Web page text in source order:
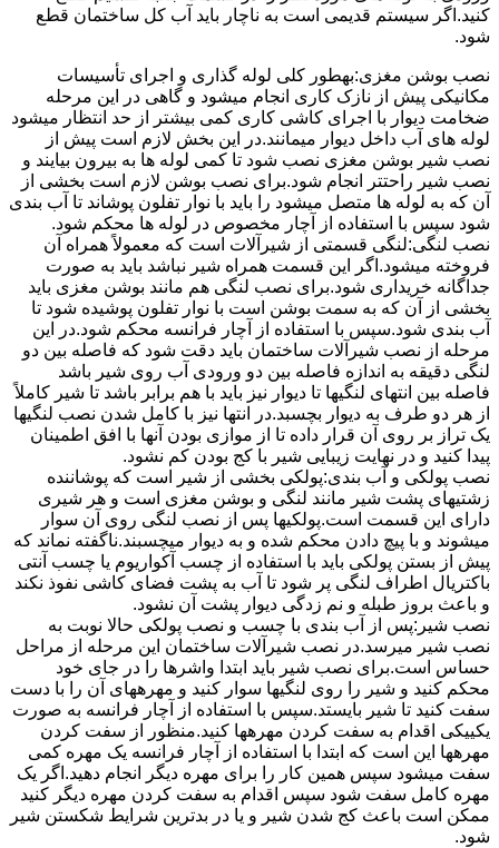
کنید.اگر سیستم قدیمی است به ناچار باید آب کل ساختمان قطع
شود.
نصب بوشن مغزی:بهطور کلی لوله گذاری و اجرای تأسیسات
مکانیکی پیش از نازک کاری انجام میشود و گاهی در این مرحله
ضخامت دیوار با اجرای کاشی کاری کمی بیشتر از حد انتظار میشود
لوله های آب داخل دیوار میمانند.در این بخش لازم است پیش از
نصب شیر بوشن مغزی نصب شود تا کمی لوله ها به بیرون بیایند و
نصب شیر راحتتر انجام شود.برای نصب بوشن لازم است بخشی از
آن که به لوله ها متصل میشود را باید با نوار تفلون پوشاند تا آب بندی
شود سپس با استفاده از آچار مخصوص در لوله ها محکم شود.
نصب لنگی:لنگی قسمتی از شیرآلات است که معمولاً همراه آن
فروخته میشود.اگر این قسمت همراه شیر نباشد باید به صورت
جداگانه خریداری شود.برای نصب لنگی هم مانند بوشن مغزی باید
بخشی از آن که به سمت بوشن است با نوار تفلون پوشیده شود تا
آب بندی شود.سپس با استفاده از آچار فرانسه محکم شود.در این
مرحله از نصب شیرآلات ساختمان باید دقت شود که فاصله بین دو
لنگی دقیقه به اندازه فاصله بین دو ورودی آب روی شیر باشد
فاصله بین انتهای لنگیها تا دیوار نیز باید با هم برابر باشد تا شیر کاملاً
از هر دو طرف به دیوار بچسبد.در انتها نیز با کامل شدن نصب لنگیها
یک تراز بر روی آن قرار داده تا از موازی بودن آنها با افق اطمینان
پیدا کنید و در نهایت زیبایی شیر با کج بودن کم نشود.
نصب پولکی و آب بندی:پولکی بخشی از شیر است که پوشاننده
زشتیهای پشت شیر مانند لنگی و بوشن مغزی است و هر شیری
دارای این قسمت است.پولکیها پس از نصب لنگی روی آن سوار
میشوند و با پیچ دادن محکم شده و به دیوار میچسبند.ناگفته نماند که
پیش از بستن پولکی باید با استفاده از چسب آکواریوم یا چسب آنتی
باکتریال اطراف لنگی پر شود تا آب به پشت فضای کاشی نفوذ نکند
و باعث بروز طبله و نم زدگی دیوار پشت آن نشود.
نصب شیر:پس از آب بندی با چسب و نصب پولکی حالا نوبت به
نصب شیر میرسد.در نصب شیرآلات ساختمان این مرحله از مراحل
حساس است.برای نصب شیر باید ابتدا واشرها را در جای خود
محکم کنید و شیر را روی لنگیها سوار کنید و مهرههای آن را با دست
سفت کنید تا شیر بایستد.سپس با استفاده از آچار فرانسه به صورت
یکییکی اقدام به سفت کردن مهرهها کنید.منظور از سفت کردن
مهرهها این است که ابتدا با استفاده از آچار فرانسه یک مهره کمی
سفت میشود سپس همین کار را برای مهره دیگر انجام دهید.اگر یک
مهره کامل سفت شود سپس اقدام به سفت کردن مهره دیگر کنید
ممکن است باعث کج شدن شیر و یا در بدترین شرایط شکستن شیر
شود.